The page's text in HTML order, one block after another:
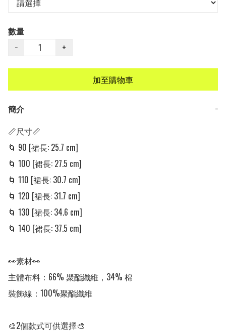
數量
−
+
加至購物車
簡介
−
📏尺寸📏
🌀 90 [裙長: 25.7 cm]
🌀 100 [裙長: 27.5 cm]
🌀 110 [裙長: 30.7 cm]
🌀 120 [裙長: 31.7 cm]
🌀 130 [裙長: 34.6 cm]
🌀 140 [裙長: 37.5 cm]
👀素材👀
主體布料：66% 聚酯纖維，34% 棉
裝飾線：100%聚酯纖維
🎨2個款式可供選擇🎨